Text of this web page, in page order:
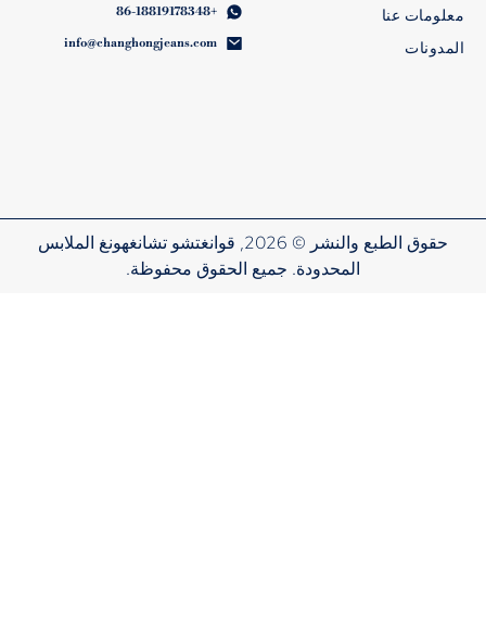
معلومات عنا
المدونات
+86-18819178348
info@changhongjeans.com
حقوق الطبع والنشر © 2026, قوانغتشو تشانغهونغ الملابس
المحدودة. جميع الحقوق محفوظة.